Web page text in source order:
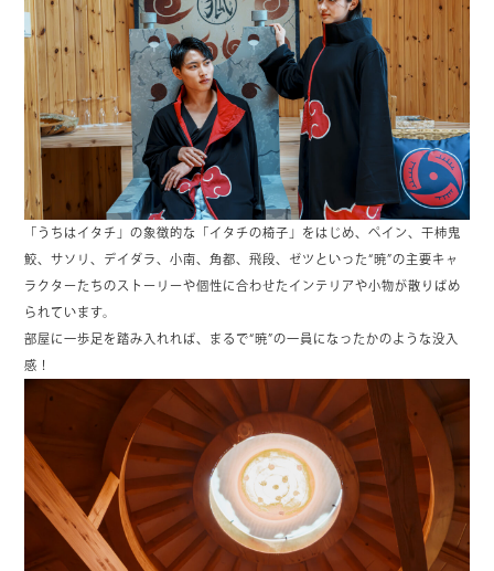
「うちはイタチ」の象徴的な「イタチの椅子」をはじめ、ペイン、干柿鬼
鮫、サソリ、デイダラ、小南、角都、飛段、ゼツといった“暁”の主要キャ
ラクターたちのストーリーや個性に合わせたインテリアや小物が散りばめ
られています。
部屋に一歩足を踏み入れれば、まるで“暁”の一員になったかのような没入
感！